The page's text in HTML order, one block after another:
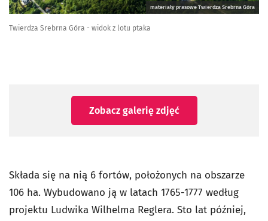
materiały prasowe Twierdza Srebrna Góra
Twierdza Srebrna Góra - widok z lotu ptaka
Zobacz galerię zdjęć
Składa się na nią 6 fortów, położonych na obszarze
106 ha. Wybudowano ją w latach 1765-1777 według
projektu Ludwika Wilhelma Reglera. Sto lat później,